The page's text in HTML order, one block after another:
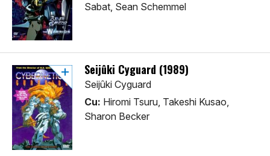
Sabat, Sean Schemmel
Seijûki Cyguard (1989)
Seijûki Cyguard
Cu: Hiromi Tsuru, Takeshi Kusao,
Sharon Becker